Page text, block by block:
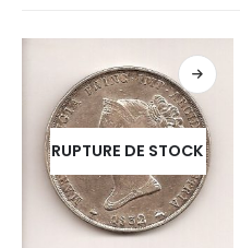
RUPTURE DE STOCK